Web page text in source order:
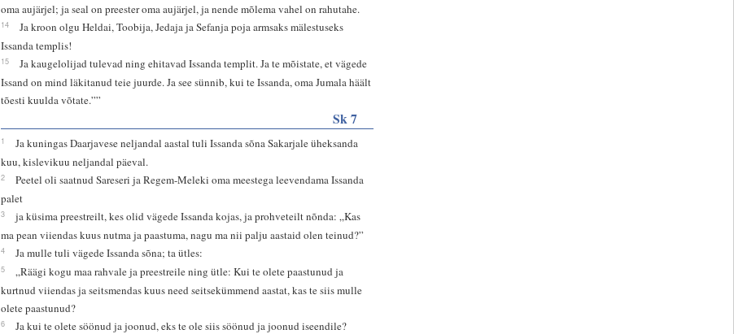
oma aujärjel; ja seal on preester oma aujärjel, ja nende mõlema vahel on rahutahe.
14
Ja kroon olgu Heldai, Toobija, Jedaja ja Sefanja poja armsaks mälestuseks
Issanda templis!
15
Ja kaugelolijad tulevad ning ehitavad Issanda templit. Ja te mõistate, et vägede
Issand on mind läkitanud teie juurde. Ja see sünnib, kui te Issanda, oma Jumala häält
tõesti kuulda võtate.””
Sk 7
1
Ja kuningas Daarjavese neljandal aastal tuli Issanda sõna Sakarjale üheksanda
kuu, kislevikuu neljandal päeval.
2
Peetel oli saatnud Sareseri ja Regem-Meleki oma meestega leevendama Issanda
palet
3
ja küsima preestreilt, kes olid vägede Issanda kojas, ja prohveteilt nõnda: „Kas
ma pean viiendas kuus nutma ja paastuma, nagu ma nii palju aastaid olen teinud?”
4 Ja mulle tuli vägede Issanda sõna; ta ütles:
5
„Räägi kogu maa rahvale ja preestreile ning ütle: Kui te olete paastunud ja
kurtnud viiendas ja seitsmendas kuus need seitsekümmend aastat, kas te siis mulle
olete paastunud?
6 Ja kui te olete söönud ja joonud, eks te ole siis söönud ja joonud iseendile?